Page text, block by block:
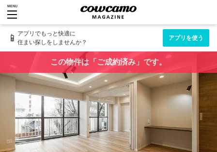
MENU
📱 アプリでもっと快適に
住まい探しをしませんか？
アプリを使う
この物件は「ご成約済み」です。